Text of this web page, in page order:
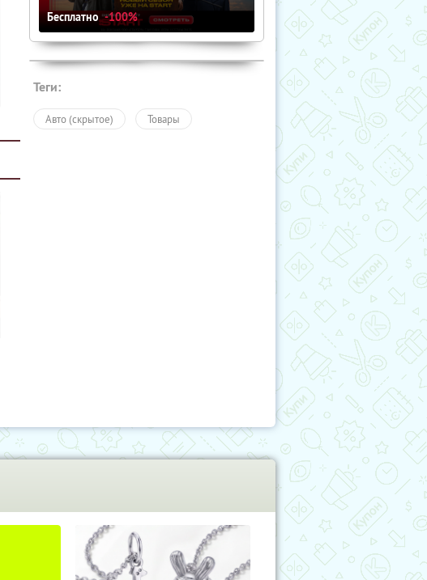
Бесплатно -100%
Теги:
Авто (скрытое) Товары